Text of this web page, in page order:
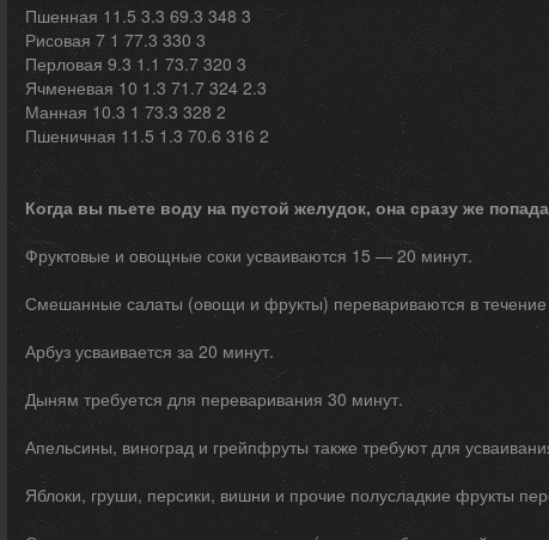
Пшенная 11.5 3.3 69.3 348 3
Рисовая 7 1 77.3 330 3
Перловая 9.3 1.1 73.7 320 3
Ячменевая 10 1.3 71.7 324 2.3
Манная 10.3 1 73.3 328 2
Пшеничная 11.5 1.3 70.6 316 2
Когда вы пьете воду на пустой желудок, она сразу же
Фруктовые и овощные соки усваиваются 15 — 20 минут.
Смешанные салаты (овощи и фрукты) перевариваются в
Арбуз усваивается за 20 минут.
Дыням требуется для переваривания 30 минут.
Апельсины, виноград и грейпфруты также требуют для
Яблоки, груши, персики, вишни и прочие полусладкие фрукты